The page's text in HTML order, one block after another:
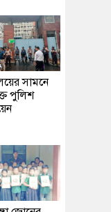
সামনে
পুলিশ